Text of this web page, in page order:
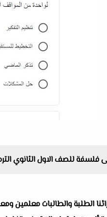
للصف الاول الثانوي الترم الأول
الطلبة والطالبات معلمين